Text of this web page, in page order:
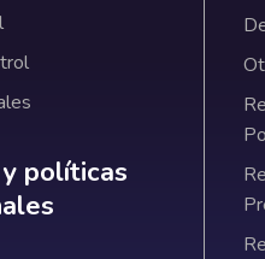
y políticas
políticas